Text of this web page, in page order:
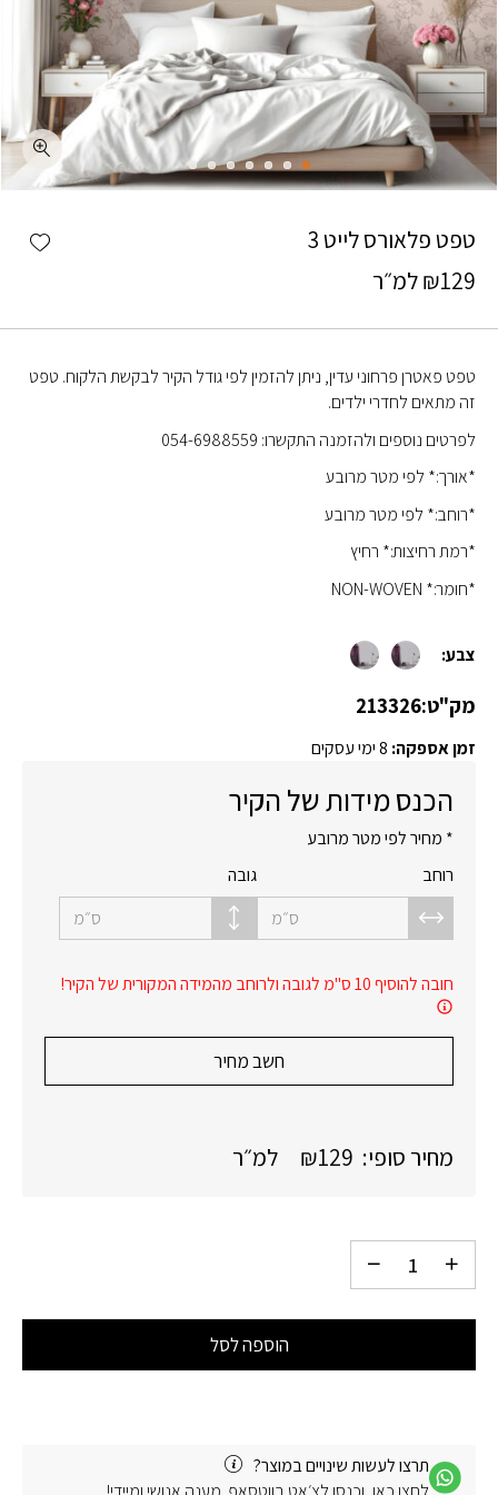
טפט פלאורס לייט 3
₪129 למ״ר
טפט פאטרן פרחוני עדין, ניתן להזמין לפי גודל הקיר לבקשת הלקוח. טפט
זה מתאים לחדרי ילדים.
לפרטים נוספים ולהזמנה התקשרו: 054-6988559
*אורך:* לפי מטר מרובע
*רוחב:* לפי מטר מרובע
*רמת רחיצות:* רחיץ
*חומר:* NON-WOVEN
צבע:
מק"ט:213326
זמן אספקה: 8 ימי עסקים
הכנס מידות של הקיר
* מחיר לפי מטר מרובע
רוחב
ס״מ
גובה
ס״מ
חובה להוסיף 10 ס"מ לגובה ולרוחב מהמידה המקורית של הקיר!
חשב מחיר
מחיר סופי: ₪129 למ״ר
הוספה לסל
תרצו לעשות שינויים במוצר?